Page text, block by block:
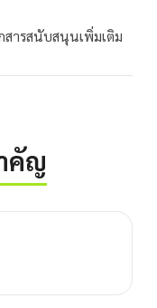
สารสนับสนุนเพิ่มเติม
คัญ